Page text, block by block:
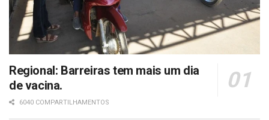
Regional: Barreiras tem mais um dia
de vacina.
6040 COMPARTILHAMENTOS